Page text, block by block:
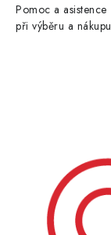
Pomoc a asistence
při výběru a nákupu